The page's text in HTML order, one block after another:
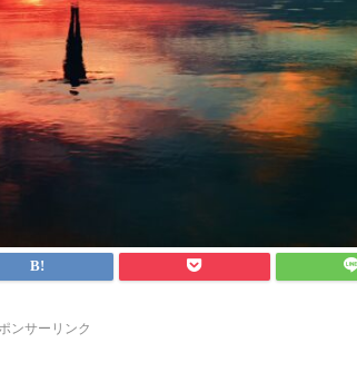
ンサーリンク